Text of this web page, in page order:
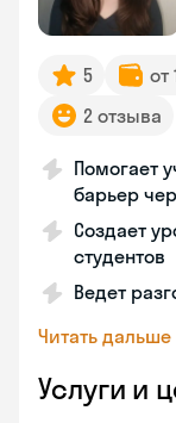
5 от
2 отзыва
Помогает
барьер
Создает
студентов
Ведет
Читать дальше
Услуги и